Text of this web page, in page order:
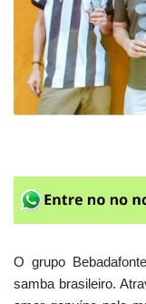
O grupo
samba brasileiro.